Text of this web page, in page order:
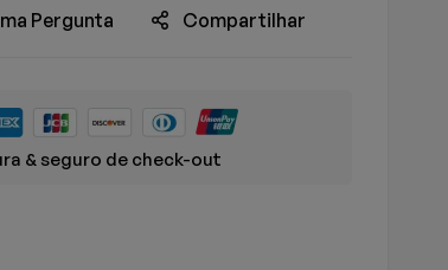
Pergunta Compartilhar
& seguro de check-out